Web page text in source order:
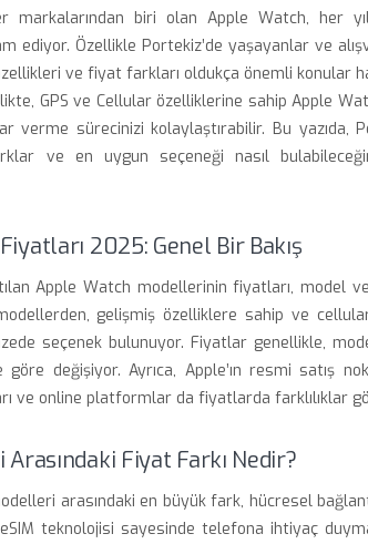
markalarından biri olan Apple Watch, her
ediyor. Özellikle Portekiz’de yaşayanlar ve
ve fiyat farkları oldukça önemli konular
GPS ve Cellular özelliklerine sahip Apple
verme sürecinizi kolaylaştırabilir. Bu yazıda,
ve en uygun seçeneği nasıl
2025: Genel Bir Bakış
Apple Watch modellerinin fiyatları, model
gelişmiş özelliklere sahip ve
seçenek bulunuyor. Fiyatlar genellikle,
değişiyor. Ayrıca, Apple’ın resmi satış
ve online platformlar da fiyatlarda farklılıklar
Fiyat Farkı Nedir?
arasındaki en büyük fark, hücresel
teknolojisi sayesinde telefona ihtiyaç